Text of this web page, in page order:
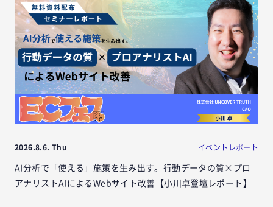
2026.8.6. Thu イベントレポート
AI分析で「使える」施策を生み出す。行動データの質×プロ
アナリストAIによるWebサイト改善【小川卓登壇レポート】